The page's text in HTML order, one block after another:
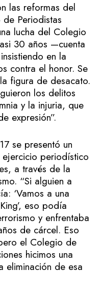
las reformas del
Periodistas
lucha del Colegio
30 años —cuenta
en la
contra el honor. Se
figura de desacato.
los delitos
y la injuria, que
expresión”.
se presentó un
periodístico
a través de la
“Si alguien a
‘Vamos a una
eso podía
y enfrentaba
de cárcel. Eso
el Colegio de
hicimos una
eliminación de esa